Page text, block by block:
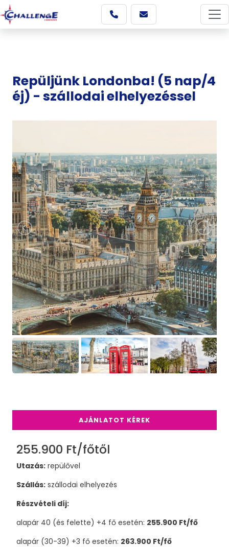
Repüljünk Londonba! (5 nap/4
éj) - szállodai elhelyezéssel
AJÁNLATOT KÉREK
255.900 Ft/főtől
Utazás: repülővel
Szállás: szállodai elhelyezés
Részvételi díj:
alapár 40 (és felette) +4 fő esetén: 255.900 Ft/fő
alapár (30-39) +3 fő esetén: 263.900 Ft/fő